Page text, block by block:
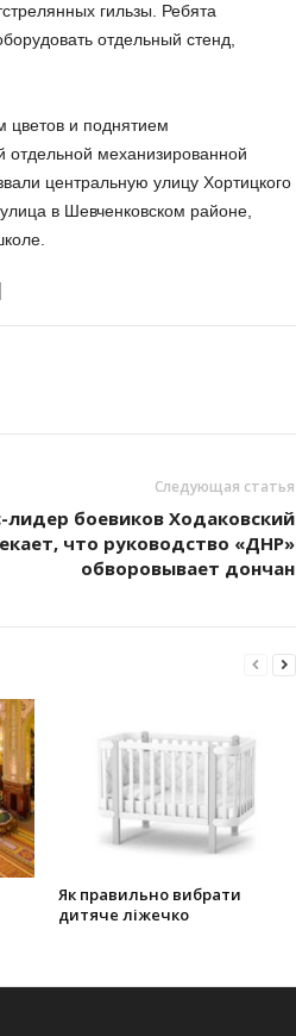
гильзы. Ребята
отдельный стенд,
цветов и поднятием
отдельной механизированной
центральную улицу Хортицкого
в Шевченковском районе,
Следующая статья
лидер боевиков Ходаковский
что руководство «ДНР»
обворовывает дончан
Як правильно вибрати
дитяче ліжечко